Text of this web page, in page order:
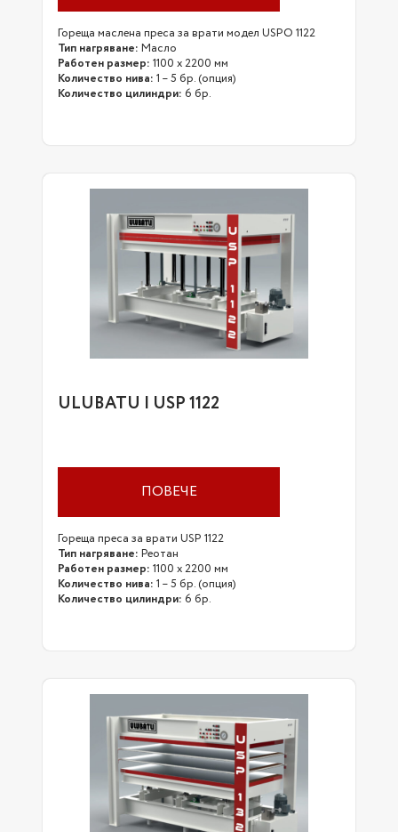
Гореща маслена преса за врати модел USPO 1122
Тип нагряване: Масло
Работен размер: 1100 х 2200 мм
Количество нива: 1 – 5 бр. (опция)
Количество цилиндри: 6 бр.
ULUBATU | USP 1122
ПОВЕЧЕ
Гореща преса за врати USP 1122
Тип нагряване: Реотан
Работен размер: 1100 х 2200 мм
Количество нива: 1 – 5 бр. (опция)
Количество цилиндри: 6 бр.